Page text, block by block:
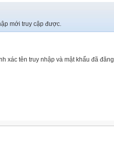
mới truy cập được.
xác tên truy nhập và mật khẩu đã đăng